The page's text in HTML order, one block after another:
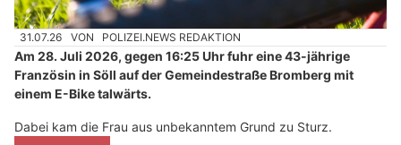
31.07.26 VON POLIZEI.NEWS REDAKTION
Am 28. Juli 2026, gegen 16:25 Uhr fuhr eine 43-jährige
Französin in Söll auf der Gemeindestraße Bromberg mit
einem E-Bike talwärts.
Dabei kam die Frau aus unbekanntem Grund zu Sturz.